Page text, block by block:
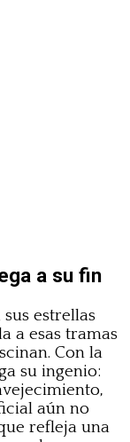
a su fin
estrellas
a esas tramas
Con la
su ingenio:
aún no
refleja una